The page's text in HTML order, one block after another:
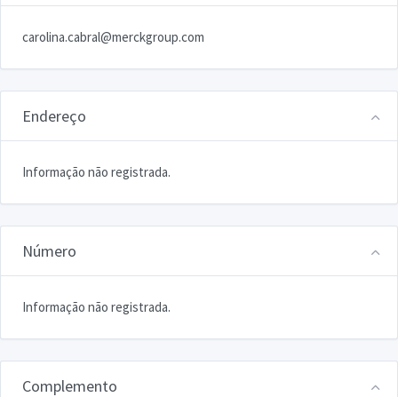
carolina.cabral@merckgroup.com
Endereço
Informação não registrada.
Número
Informação não registrada.
Complemento